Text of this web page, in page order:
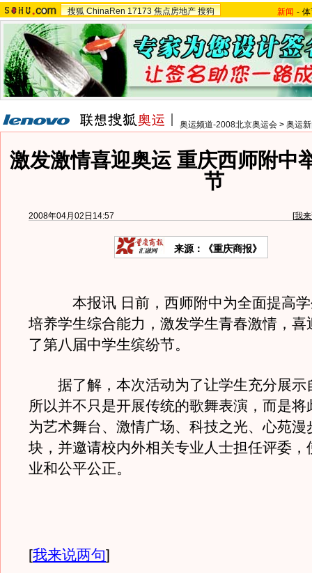
搜狐 ChinaRen 17173 焦点房地产 搜狗 新闻 -
奥运频道-2008北京奥运会 > 奥运
激发激情喜迎奥运 重庆西师附中
节
2008年04月02日14:57 [我
来源：《重庆商报》
本报讯 日前，西师附中为全面提高学
培养学生综合能力，激发学生青春激情，喜
了第八届中学生缤纷节。
据了解，本次活动为了让学生充分展示
所以并不只是开展传统的歌舞表演，而是将
为艺术舞台、激情广场、科技之光、心苑漫
块，并邀请校内外相关专业人士担任评委，
业和公平公正。
[我来说两句]